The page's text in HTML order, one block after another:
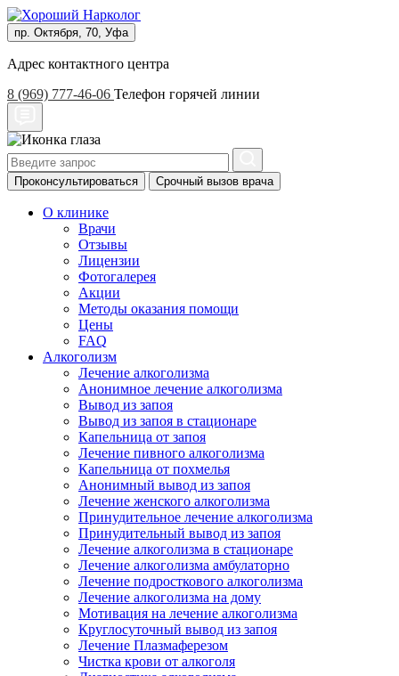
пр. Октября, 70, Уфа
Адрес контактного центра
8 (969) 777-46-06 Телефон горячей линии
Проконсультироваться Срочный вызов врача
О клинике
Врачи
Отзывы
Лицензии
Фотогалерея
Акции
Методы оказания помощи
Цены
FAQ
Алкоголизм
Лечение алкоголизма
Анонимное лечение алкоголизма
Вывод из запоя
Вывод из запоя в стационаре
Капельница от запоя
Лечение пивного алкоголизма
Капельница от похмелья
Анонимный вывод из запоя
Лечение женского алкоголизма
Принудительное лечение алкоголизма
Принудительный вывод из запоя
Лечение алкоголизма в стационаре
Лечение алкоголизма амбулаторно
Лечение подросткового алкоголизма
Лечение алкоголизма на дому
Мотивация на лечение алкоголизма
Круглосуточный вывод из запоя
Лечение Плазмаферезом
Чистка крови от алкоголя